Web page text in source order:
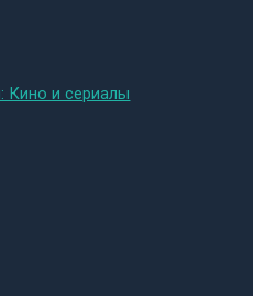
Кино и сериалы